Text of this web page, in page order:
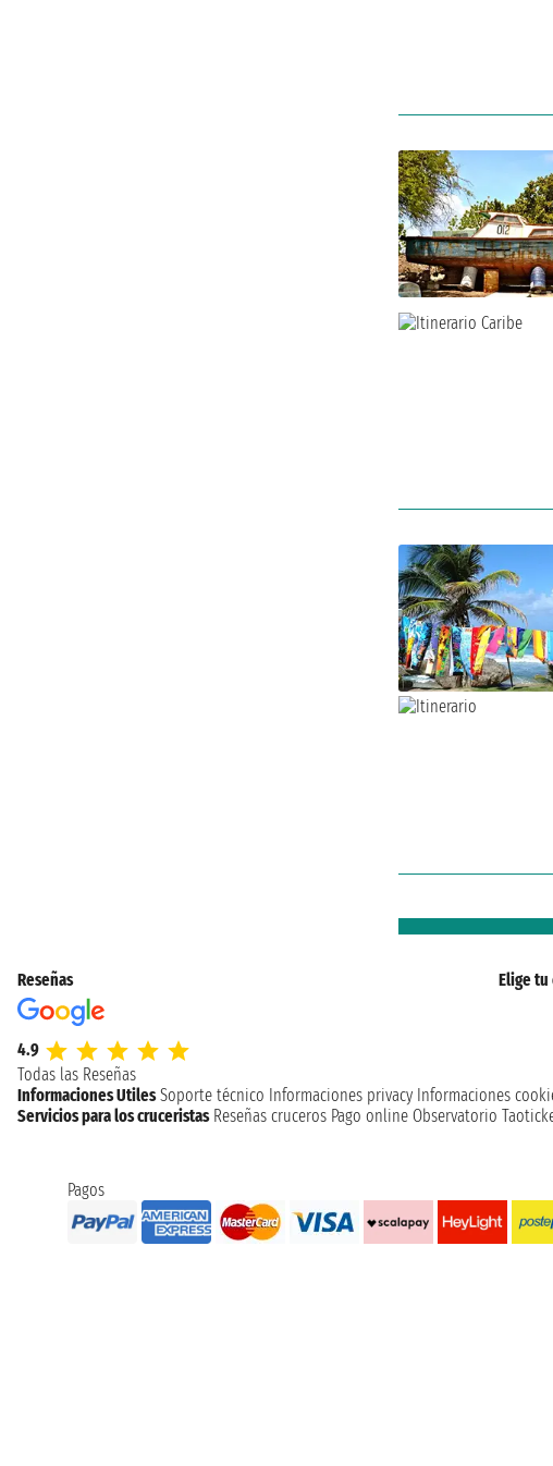
Reseñas
4.9
Todas las Reseñas
Elige tu
Informaciones Utiles Soporte técnico Informaciones privacy Informaciones
Servicios para los cruceristas Reseñas cruceros Pago online Observatorio
Pagos